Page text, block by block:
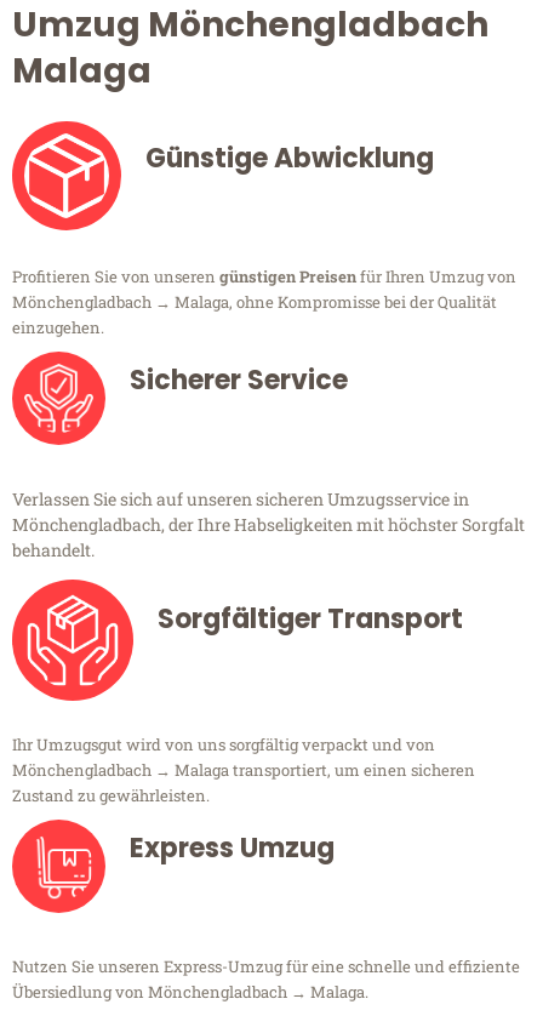
Umzug Mönchengladbach
Malaga
Günstige Abwicklung
Profitieren Sie von unseren günstigen Preisenfür Ihren Umzug von
Mönchengladbach → Malaga, ohne Kompromisse bei der Qualität
einzugehen.
Sicherer Service
Verlassen Sie sich auf unseren sicheren Umzugsservice in
Mönchengladbach, der Ihre Habseligkeiten mit höchster Sorgfalt
behandelt.
Sorgfältiger Transport
Ihr Umzugsgut wird von uns sorgfältig verpackt und von
Mönchengladbach → Malaga transportiert, um einen sicheren
Zustand zu gewährleisten.
Express Umzug
Nutzen Sie unseren Express-Umzug für eine schnelle und effiziente
Übersiedlung von Mönchengladbach → Malaga.